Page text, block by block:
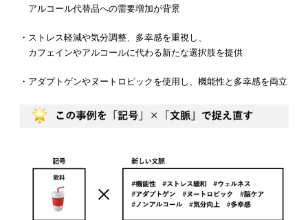
アルコール代替品への需要増加が背景
・ストレス軽減や気分調整、多幸感を重視し、
カフェインやアルコールに代わる新たな選択肢を提供
・アダプトゲンやヌートロピックを使用し、機能性と多幸感を両立